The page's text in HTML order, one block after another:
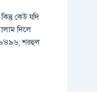
কেউ যদি
দিলে
৬/৪৯৬; শরহুল